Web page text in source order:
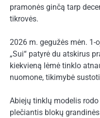
pramonės ginčą tarp
tikrovės.
2026 m. gegužės mėn.
„Sui“ patyrė du atskirus
kiekvieną lėmė tinklo
nuomone, tikimybė
Abiejų tinklų modelis
plečiantis blokų